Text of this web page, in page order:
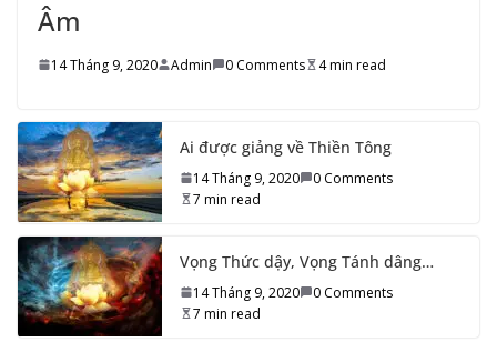
Âm
14 Tháng 9, 2020 Admin 0 Comments 4 min read
Ai được giảng về Thiền Tông
14 Tháng 9, 2020
0 Comments
7 min read
Vọng Thức dậy, Vọng Tánh dâng…
14 Tháng 9, 2020
0 Comments
7 min read